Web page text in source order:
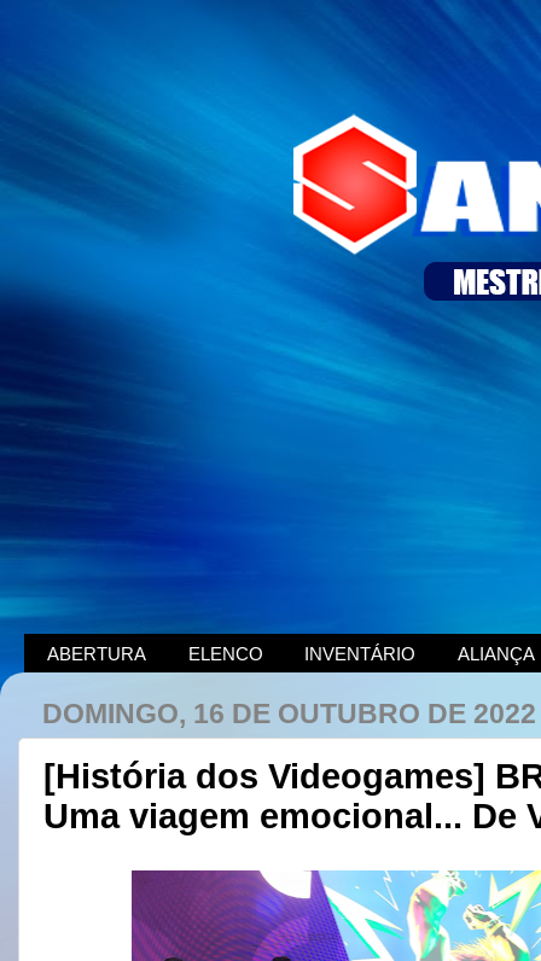
ABERTURA ELENCO INVENTÁRIO ALIANÇA
DOMINGO, 16 DE OUTUBRO DE 2022
[História dos Videogames]
Uma viagem emocional... De